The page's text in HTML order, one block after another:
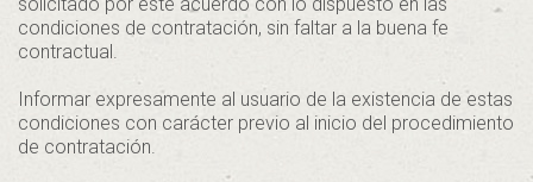
condiciones de contratación, sin faltar a la buena fe
contractual.
Informar expresamente al usuario de la existencia de estas
condiciones con carácter previo al inicio del procedimiento
de contratación.